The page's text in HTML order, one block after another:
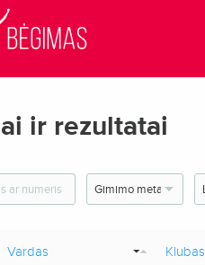
ir rezultatai
Vardas Klubas